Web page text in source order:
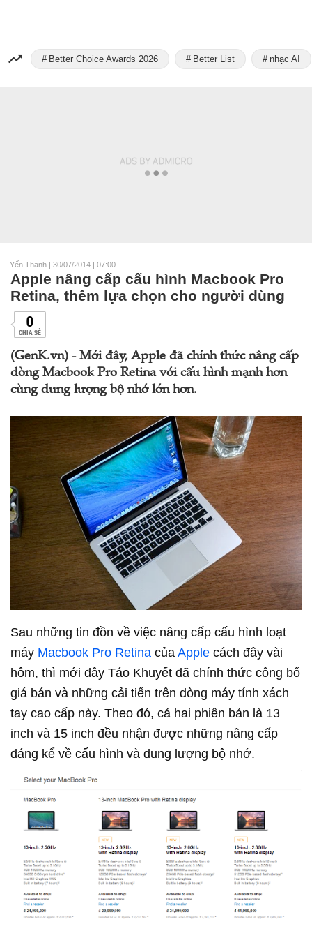
Better Choice Awards 2026 Better List nhạc AI
Yến Thanh | 30/07/2014 | 07:00
Apple nâng cấp cấu hình Macbook Pro
Retina, thêm lựa chọn cho người dùng
0
CHIA SẺ
(GenK.vn) - Mới đây, Apple đã chính thức nâng cấp
dòng Macbook Pro Retina với cấu hình mạnh hơn
cùng dung lượng bộ nhớ lớn hơn.
Sau những tin đồn về việc nâng cấp cấu hình loạt
máy Macbook Pro Retina của Apple cách đây vài
hôm, thì mới đây Táo Khuyết đã chính thức công bố
giá bán và những cải tiến trên dòng máy tính xách
tay cao cấp này. Theo đó, cả hai phiên bản là 13
inch và 15 inch đều nhận được những nâng cấp
đáng kể về cấu hình và dung lượng bộ nhớ.